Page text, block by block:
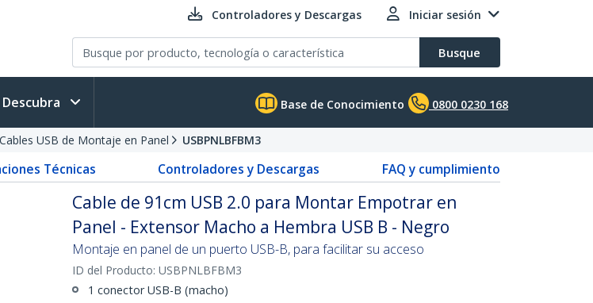
Controladores y Descargas Iniciar sesión
Busque
Descubra Base de Conocimiento 0800 0230 168
USB de Montaje en Panel USBPNLBFBM3
Técnicas Controladores y Descargas FAQ y cumplimiento
Cable de 91cm USB 2.0 para Montar Empotrar en
Panel - Extensor Macho a Hembra USB B - Negro
Montaje en panel de un puerto USB-B, para facilitar su acceso
ID del Producto: USBPNLBFBM3
1 conector USB-B (macho)